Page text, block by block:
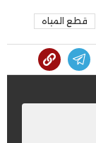
قطع المياه